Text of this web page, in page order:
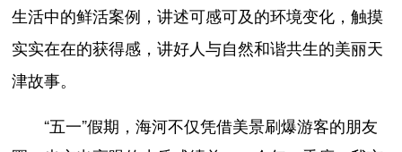
生活中的鲜活案例，讲述可感可及的环境变化，触摸
实实在在的获得感，讲好人与自然和谐共生的美丽天
津故事。
“五一”假期，海河不仅凭借美景刷爆游客的朋友